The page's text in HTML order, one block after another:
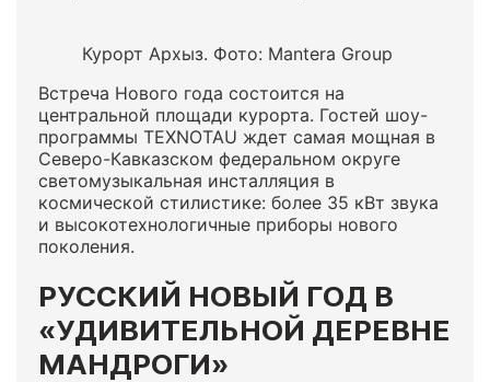
Курорт Архыз. Фото: Mantera Group
Встреча Нового года состоится на
центральной площади курорта. Гостей шоу-
программы TEXNOTAU ждет самая мощная в
Северо-Кавказском федеральном округе
светомузыкальная инсталляция в
космической стилистике: более 35 кВт звука
и высокотехнологичные приборы нового
поколения.
РУССКИЙ НОВЫЙ ГОД В
«УДИВИТЕЛЬНОЙ ДЕРЕВНЕ
МАНДРОГИ»